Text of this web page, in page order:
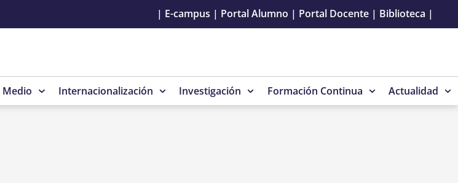
| E-campus | Portal Alumno | Portal Docente | Biblioteca |
Medio Internacionalización Investigación Formación Continua Actualidad